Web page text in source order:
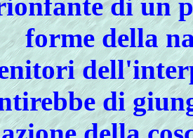
forme della
di